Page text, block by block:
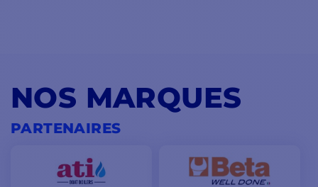
NOS MARQUES
PARTENAIRES